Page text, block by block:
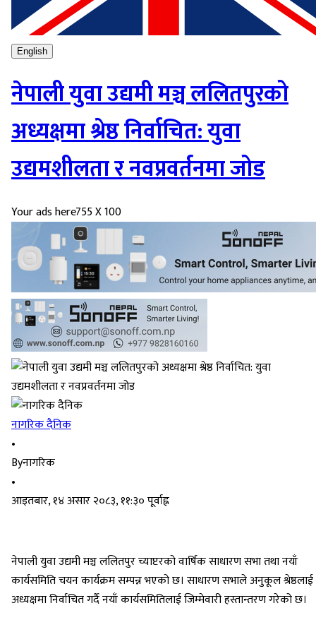
English
नेपाली युवा उद्यमी मञ्च ललितपुरको
अध्यक्षमा श्रेष्ठ निर्वाचित: युवा
उद्यमशीलता र नवप्रवर्तनमा जोड
Your ads here755 X 100
नागरिक दैनिक
•
Byनागरिक
•
आइतबार, १४ असार २०८३, ११:३० पूर्वाह्न
नेपाली युवा उद्यमी मञ्च ललितपुर च्याप्टरको वार्षिक साधारण सभा तथा नयाँ
कार्यसमिति चयन कार्यक्रम सम्पन्न भएको छ। साधारण सभाले अनुकूल श्रेष्ठलाई
अध्यक्षमा निर्वाचित गर्दै नयाँ कार्यसमितिलाई जिम्मेवारी हस्तान्तरण गरेको छ।